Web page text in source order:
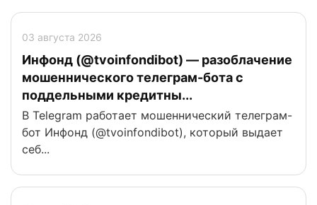
03 августа 2026
Инфонд (@tvoinfondibot) — разоблачение
мошеннического телеграм-бота с
поддельными кредитны...
В Telegram работает мошеннический телеграм-
бот Инфонд (@tvoinfondibot), который выдает
себ...